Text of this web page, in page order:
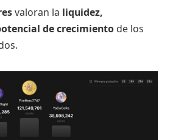
valoran la liquidez,
de crecimiento de los